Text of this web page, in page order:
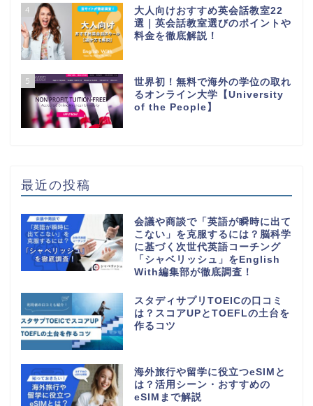
4
大人向けおすすめ英会話教室22
選｜英会話教室選びのポイントや
料金を徹底解説！
5
世界初！無料で海外の学位の取れ
るオンライン大学【University
of the People】
最近の投稿
会議や商談で「英語が瞬時に出て
こない」を克服するには？脳科学
に基づく次世代英語コーチング
「シャベリッシュ」をEnglish
With編集部が徹底調査！
スタディサプリTOEICの口コミ
は？スコアUPとTOEFLの土台を
作るコツ
海外旅行や留学に役立つeSIMと
は？活用シーン・おすすめの
eSIMまで解説